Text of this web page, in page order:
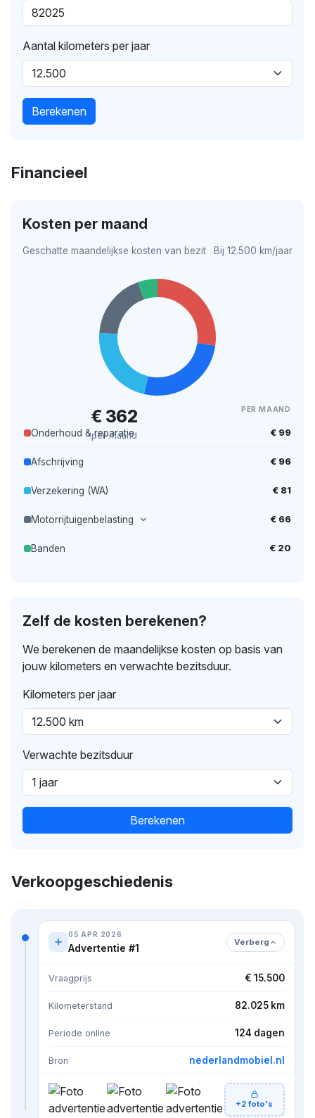
Aantal kilometers per jaar
Berekenen
Financieel
Kosten per maand
Geschatte maandelijkse kosten van bezit Bij 12.500 km/jaar
€ 362
per maand
PER MAAND
Onderhoud & reparatie € 99
Afschrijving € 96
Verzekering (WA) € 81
Motorrijtuigenbelasting € 66
Banden € 20
Zelf de kosten berekenen?
We berekenen de maandelijkse kosten op basis van
jouw kilometers en verwachte bezitsduur.
Kilometers per jaar
Verwachte bezitsduur
Berekenen
Verkoopgeschiedenis
05 APR 2026
Advertentie #1 Verberg
Vraagprijs € 15.500
Kilometerstand 82.025 km
Periode online 124 dagen
Bron nederlandmobiel.nl
+2 foto's